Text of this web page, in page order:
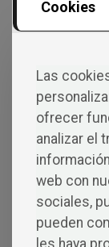
gran
Los
a la
ese
con
Si eres un
autor tiene un
Cookies
Las
ofrecer
analizar el
web con
sociales,
pueden
les haya